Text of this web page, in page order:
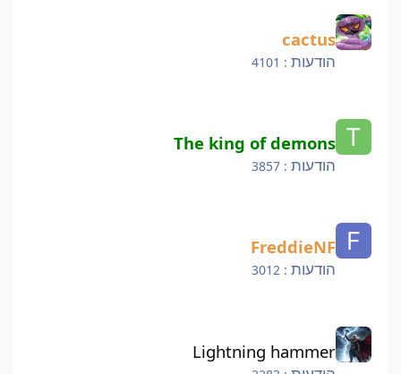
cactus
הודעות : 4101
The king of demons
הודעות : 3857
FreddieNF
הודעות : 3012
Lightning hammer